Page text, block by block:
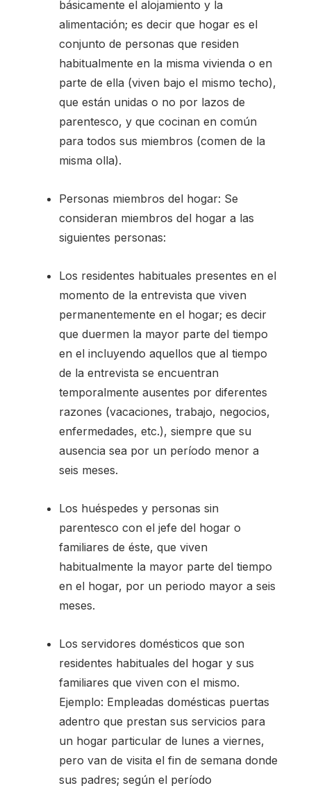
básicamente el alojamiento y la
alimentación; es decir que hogar es el
conjunto de personas que residen
habitualmente en la misma vivienda o en
parte de ella (viven bajo el mismo techo),
que están unidas o no por lazos de
parentesco, y que cocinan en común
para todos sus miembros (comen de la
misma olla).
Personas miembros del hogar: Se
consideran miembros del hogar a las
siguientes personas:
Los residentes habituales presentes en el
momento de la entrevista que viven
permanentemente en el hogar; es decir
que duermen la mayor parte del tiempo
en el incluyendo aquellos que al tiempo
de la entrevista se encuentran
temporalmente ausentes por diferentes
razones (vacaciones, trabajo, negocios,
enfermedades, etc.), siempre que su
ausencia sea por un período menor a
seis meses.
Los huéspedes y personas sin
parentesco con el jefe del hogar o
familiares de éste, que viven
habitualmente la mayor parte del tiempo
en el hogar, por un periodo mayor a seis
meses.
Los servidores domésticos que son
residentes habituales del hogar y sus
familiares que viven con el mismo.
Ejemplo: Empleadas domésticas puertas
adentro que prestan sus servicios para
un hogar particular de lunes a viernes,
pero van de visita el fin de semana donde
sus padres; según el período